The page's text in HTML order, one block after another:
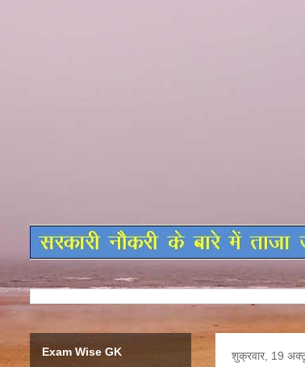
शुक्रवार, 19
Exam Wise GK